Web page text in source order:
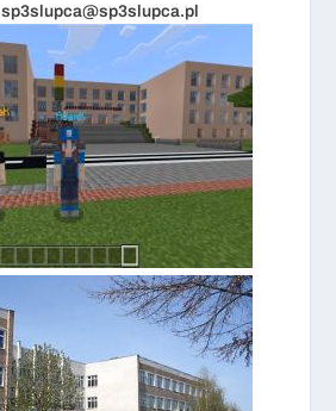
sp3slupca@sp3slupca.pl